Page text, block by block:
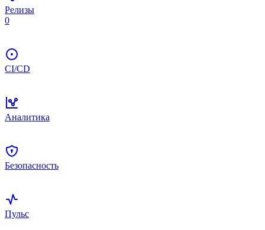
Релизы
0
CI/CD
Аналитика
Безопасность
Пульс